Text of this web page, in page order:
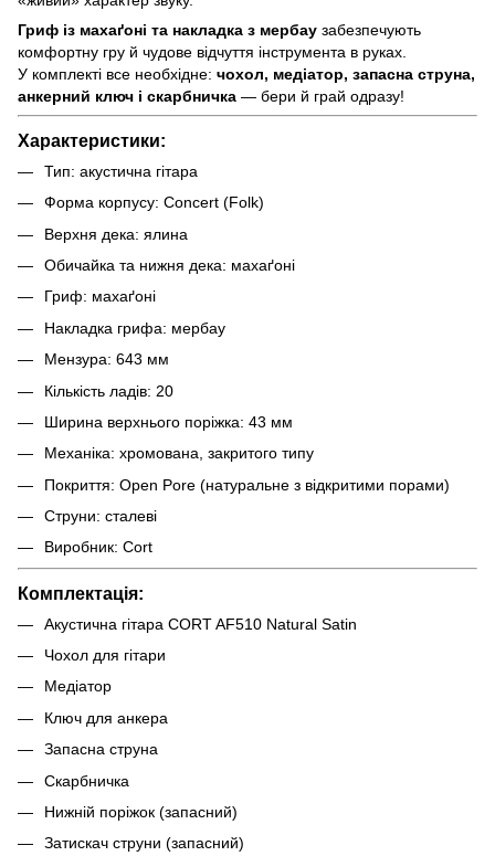
Гриф із махаґоні та накладка з мербау забезпечують
комфортну гру й чудове відчуття інструмента в руках.
У комплекті все необхідне: чохол, медіатор, запасна струна,
анкерний ключ і скарбничка — бери й грай одразу!
Характеристики:
Тип: акустична гітара
Форма корпусу: Concert (Folk)
Верхня дека: ялина
Обичайка та нижня дека: махаґоні
Гриф: махаґоні
Накладка грифа: мербау
Мензура: 643 мм
Кількість ладів: 20
Ширина верхнього поріжка: 43 мм
Механіка: хромована, закритого типу
Покриття: Open Pore (натуральне з відкритими порами)
Струни: сталеві
Виробник: Cort
Комплектація:
Акустична гітара CORT AF510 Natural Satin
Чохол для гітари
Медіатор
Ключ для анкера
Запасна струна
Скарбничка
Нижній поріжок (запасний)
Затискач струни (запасний)